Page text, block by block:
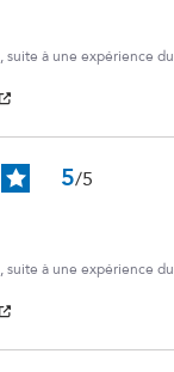
, suite à une expérience du
5/5
, suite à une expérience du